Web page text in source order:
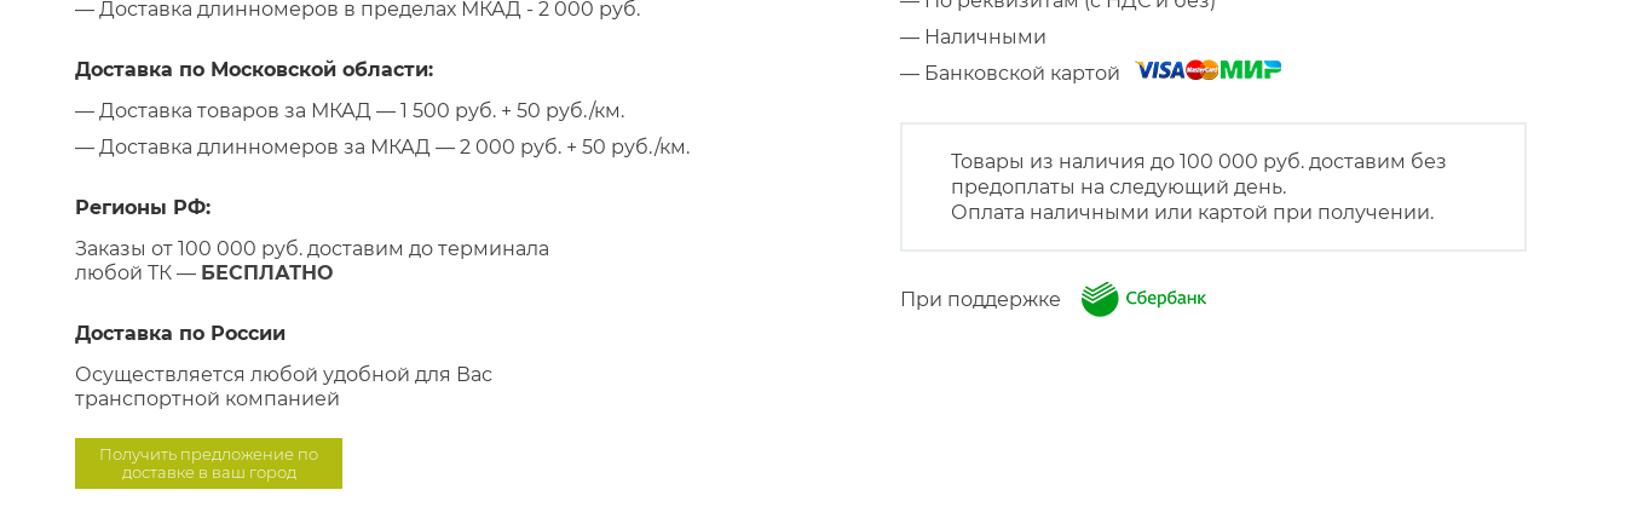
— Доставка длинномеров в пределах МКАД - 2 000 руб.
Доставка по Московской области:
— Доставка товаров за МКАД — 1 500 руб. + 50 руб./км.
— Доставка длинномеров за МКАД — 2 000 руб. + 50 руб./км.
Регионы РФ:
Заказы от 100 000 руб. доставим до терминала
любой ТК — БЕСПЛАТНО
Доставка по России
Осуществляется любой удобной для Вас
транспортной компанией
Получить предложение по
доставке в ваш город
— Наличными
— Банковской картой
Товары из наличия до 100 000 руб. доставим без
предоплаты на следующий день.
Оплата наличными или картой при получении.
При поддержке